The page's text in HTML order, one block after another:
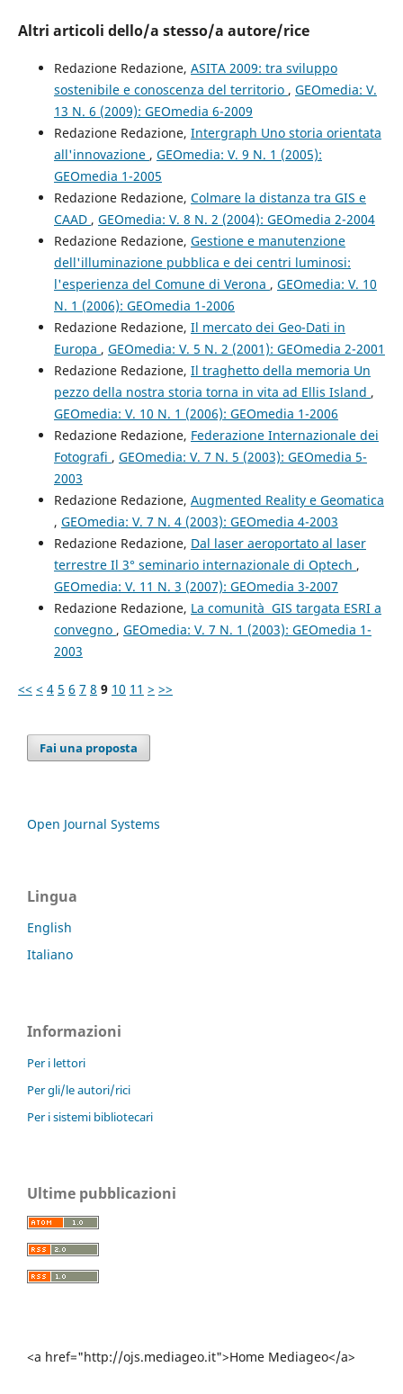
Altri articoli dello/a stesso/a autore/rice
Redazione Redazione, ASITA 2009: tra sviluppo
sostenibile e conoscenza del territorio , GEOmedia: V.
13 N. 6 (2009): GEOmedia 6-2009
Redazione Redazione, Intergraph Uno storia orientata
all'innovazione , GEOmedia: V. 9 N. 1 (2005):
GEOmedia 1-2005
Redazione Redazione, Colmare la distanza tra GIS e
CAAD , GEOmedia: V. 8 N. 2 (2004): GEOmedia 2-2004
Redazione Redazione, Gestione e manutenzione
dell'illuminazione pubblica e dei centri luminosi:
l'esperienza del Comune di Verona , GEOmedia: V. 10
N. 1 (2006): GEOmedia 1-2006
Redazione Redazione, Il mercato dei Geo-Dati in
Europa , GEOmedia: V. 5 N. 2 (2001): GEOmedia 2-2001
Redazione Redazione, Il traghetto della memoria Un
pezzo della nostra storia torna in vita ad Ellis Island ,
GEOmedia: V. 10 N. 1 (2006): GEOmedia 1-2006
Redazione Redazione, Federazione Internazionale dei
Fotografi , GEOmedia: V. 7 N. 5 (2003): GEOmedia 5-
2003
Redazione Redazione, Augmented Reality e Geomatica
, GEOmedia: V. 7 N. 4 (2003): GEOmedia 4-2003
Redazione Redazione, Dal laser aeroportato al laser
terrestre Il 3° seminario internazionale di Optech ,
GEOmedia: V. 11 N. 3 (2007): GEOmedia 3-2007
Redazione Redazione, La comunità GIS targata ESRI a
convegno , GEOmedia: V. 7 N. 1 (2003): GEOmedia 1-
2003
<< < 4 5 6 7 8 9 10 11 > >>
Fai una proposta
Open Journal Systems
Lingua
English
Italiano
Informazioni
Per i lettori
Per gli/le autori/rici
Per i sistemi bibliotecari
Ultime pubblicazioni
<a href="http://ojs.mediageo.it">Home Mediageo</a>